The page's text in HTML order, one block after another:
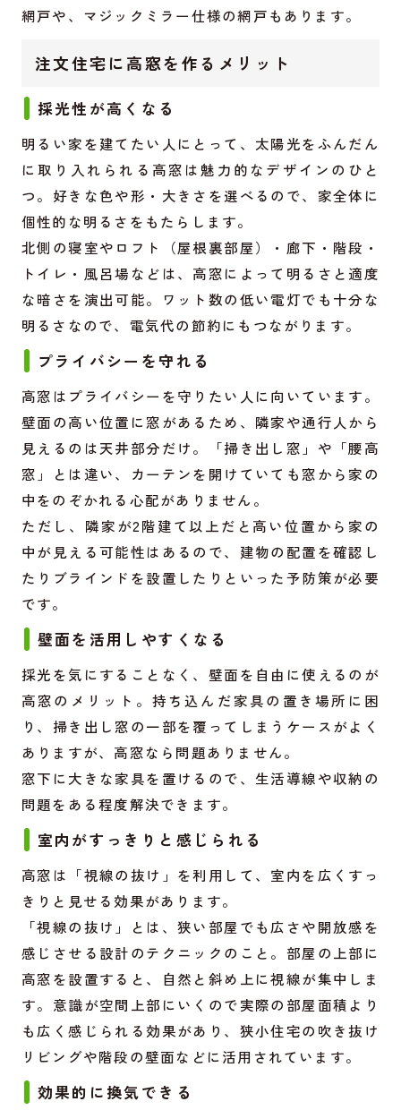
網戸や、マジックミラー仕様の網戸もあります。
注文住宅に高窓を作るメリット
採光性が高くなる
明るい家を建てたい人にとって、太陽光をふんだん
に取り入れられる高窓は魅力的なデザインのひと
つ。好きな色や形・大きさを選べるので、家全体に
個性的な明るさをもたらします。
北側の寝室やロフト（屋根裏部屋）・廊下・階段・
トイレ・風呂場などは、高窓によって明るさと適度
な暗さを演出可能。ワット数の低い電灯でも十分な
明るさなので、電気代の節約にもつながります。
プライバシーを守れる
高窓はプライバシーを守りたい人に向いています。
壁面の高い位置に窓があるため、隣家や通行人から
見えるのは天井部分だけ。「掃き出し窓」や「腰高
窓」とは違い、カーテンを開けていても窓から家の
中をのぞかれる心配がありません。
ただし、隣家が2階建て以上だと高い位置から家の
中が見える可能性はあるので、建物の配置を確認し
たりブラインドを設置したりといった予防策が必要
です。
壁面を活用しやすくなる
採光を気にすることなく、壁面を自由に使えるのが
高窓のメリット。持ち込んだ家具の置き場所に困
り、掃き出し窓の一部を覆ってしまうケースがよく
ありますが、高窓なら問題ありません。
窓下に大きな家具を置けるので、生活導線や収納の
問題をある程度解決できます。
室内がすっきりと感じられる
高窓は「視線の抜け」を利用して、室内を広くすっ
きりと見せる効果があります。
「視線の抜け」とは、狭い部屋でも広さや開放感を
感じさせる設計のテクニックのこと。部屋の上部に
高窓を設置すると、自然と斜め上に視線が集中しま
す。意識が空間上部にいくので実際の部屋面積より
も広く感じられる効果があり、狭小住宅の吹き抜け
リビングや階段の壁面などに活用されています。
効果的に換気できる